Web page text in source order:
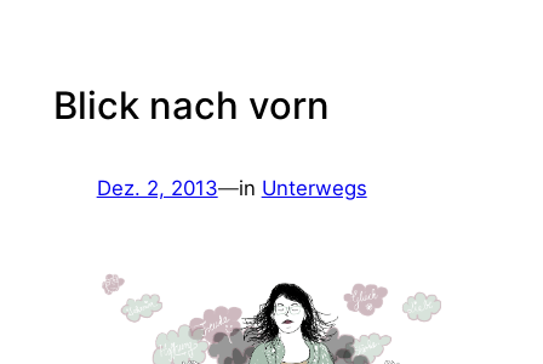
Blick nach vorn
Dez. 2, 2013—in Unterwegs